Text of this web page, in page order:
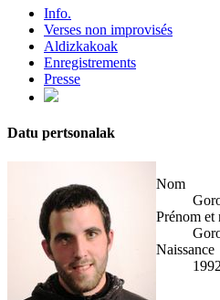
Info.
Verses non improvisés
Aldizkakoak
Enregistrements
Presse
Datu pertsonalak
Nom
Prénom et
Naissance
1992